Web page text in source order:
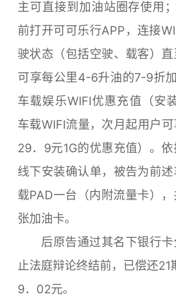
主可直接到加油站圈存使用
前打开可可乐行APP，连接
驶状态（包括空驶、载客）直
可享每公里4-6升油的7-9折加
车载娱乐WIFI优惠充值（安
车载WIFI流量，次月起用户
29．9元1G的优惠充值）。
线下安装确认单，被告为前
载PAD一台（内附流量卡）
张加油卡。
后原告通过其名下银行卡
止法庭辩论终结前，已偿还21
9．02元。